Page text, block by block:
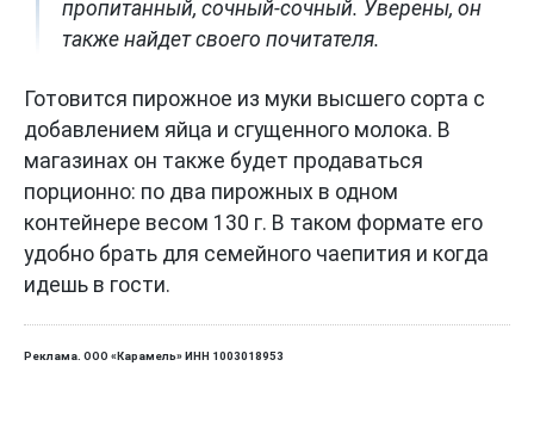
пропитанный, сочный-сочный. Уверены, он
также найдет своего почитателя.
Готовится пирожное из муки высшего сорта с
добавлением яйца и сгущенного молока. В
магазинах он также будет продаваться
порционно: по два пирожных в одном
контейнере весом 130 г. В таком формате его
удобно брать для семейного чаепития и когда
идешь в гости.
Реклама. ООО «Карамель» ИНН 1003018953